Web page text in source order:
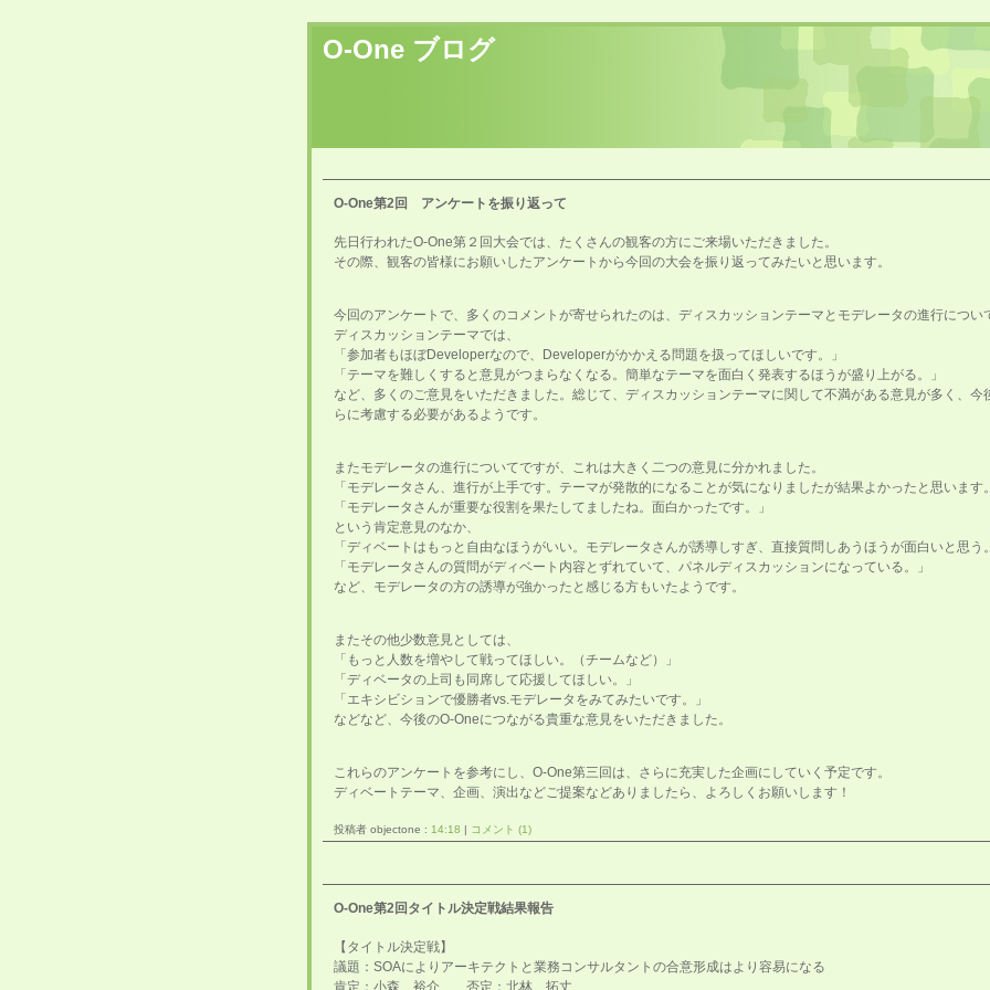
O-One ブログ
O-One第2回 アンケートを振り返って
先日行われたO-One第２回大会では、たくさんの観客の方にご来場いただきました。
その際、観客の皆様にお願いしたアンケートから今回の大会を振り返ってみたいと思います。
今回のアンケートで、多くのコメントが寄せられたのは、ディスカッションテーマとモデレータの進行につい
ディスカッションテーマでは、
「参加者もほぼDeveloperなので、Developerがかかえる問題を扱ってほしいです。」
「テーマを難しくすると意見がつまらなくなる。簡単なテーマを面白く発表するほうが盛り上がる。」
など、多くのご意見をいただきました。総じて、ディスカッションテーマに関して不満がある意見が多く、今
らに考慮する必要があるようです。
またモデレータの進行についてですが、これは大きく二つの意見に分かれました。
「モデレータさん、進行が上手です。テーマが発散的になることが気になりましたが結果よかったと思います
「モデレータさんが重要な役割を果たしてましたね。面白かったです。」
という肯定意見のなか、
「ディベートはもっと自由なほうがいい。モデレータさんが誘導しすぎ、直接質問しあうほうが面白いと思う
「モデレータさんの質問がディベート内容とずれていて、パネルディスカッションになっている。」
など、モデレータの方の誘導が強かったと感じる方もいたようです。
またその他少数意見としては、
「もっと人数を増やして戦ってほしい。（チームなど）」
「ディベータの上司も同席して応援してほしい。」
「エキシビションで優勝者vs.モデレータをみてみたいです。」
などなど、今後のO-Oneにつながる貴重な意見をいただきました。
これらのアンケートを参考にし、O-One第三回は、さらに充実した企画にしていく予定です。
ディベートテーマ、企画、演出などご提案などありましたら、よろしくお願いします！
投稿者 objectone : 14:18 | コメント (1)
O-One第2回タイトル決定戦結果報告
【タイトル決定戦】
議題：SOAによりアーキテクトと業務コンサルタントの合意形成はより容易になる
肯定：小森 裕介 否定：北林 拓丈